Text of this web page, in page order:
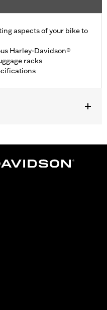
aspects of your bike to
Harley-Davidson®
racks
or 91536-00.
for relocating turn signals